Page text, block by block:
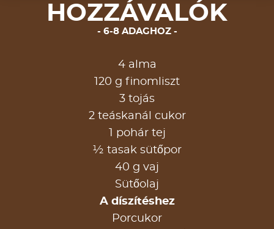
HOZZÁVALÓK
6-8 ADAGHOZ
4 alma
120 g finomliszt
3 tojás
2 teáskanál cukor
1 pohár tej
½ tasak sütőpor
40 g vaj
Sütőolaj
A díszítéshez
Porcukor